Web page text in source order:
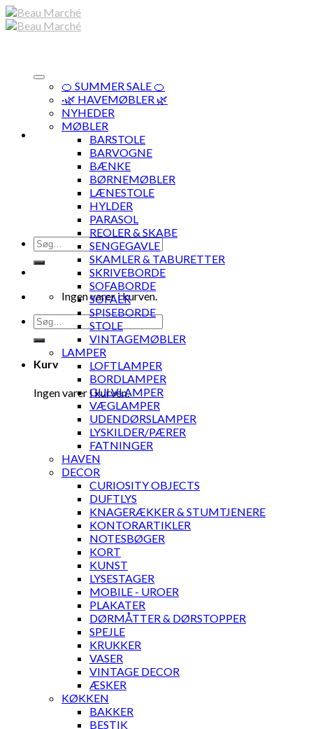
Skip
to
Søg
efter:
Ingen varer i kurven.
Søg
efter:
Kurv
Ingen varer i kurven.
🍊 SUMMER SALE 🍊
·🌿 HAVEMØBLER 🌿
NYHEDER
MØBLER
BARSTOLE
BARVOGNE
BÆNKE
BØRNEMØBLER
LÆNESTOLE
HYLDER
PARASOL
REOLER & SKABE
SENGEGAVLE
SKAMLER & TABURETTER
SKRIVEBORDE
SOFABORDE
SOFAER
SPISEBORDE
STOLE
VINTAGEMØBLER
LAMPER
LOFTLAMPER
BORDLAMPER
GULVLAMPER
VÆGLAMPER
UDENDØRSLAMPER
LYSKILDER/PÆRER
FATNINGER
HAVEN
DECOR
CURIOSITY OBJECTS
DUFTLYS
KNAGERÆKKER & STUMTJENERE
KONTORARTIKLER
NOTESBØGER
KORT
KUNST
LYSESTAGER
MOBILE - UROER
PLAKATER
DØRMÅTTER & DØRSTOPPER
SPEJLE
KRUKKER
VASER
VINTAGE DECOR
ÆSKER
KØKKEN
BAKKER
BESTIK